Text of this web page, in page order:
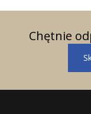
Chętnie